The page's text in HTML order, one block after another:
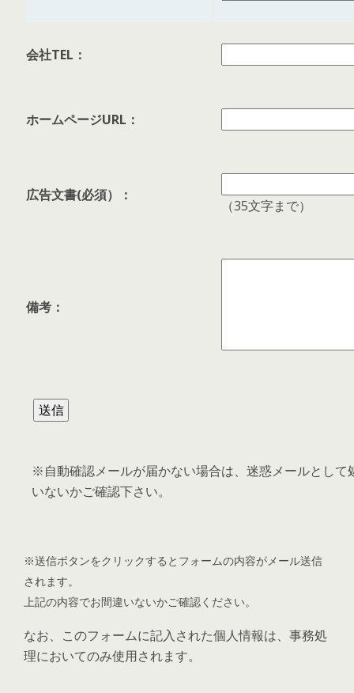
会社TEL：
ホームページURL：
広告文書(必須）：
（35文字まで）
備考：
※自動確認メールが届かない場合は、迷惑メールとして
いないかご確認下さい。
※送信ボタンをクリックするとフォームの内容がメール送信
されます。
上記の内容でお間違いないかご確認ください。
なお、このフォームに記入された個人情報は、事務処
理においてのみ使用されます。